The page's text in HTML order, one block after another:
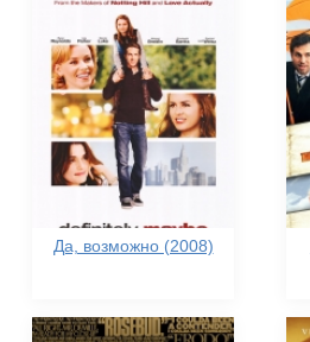
Да, возможно (2008)